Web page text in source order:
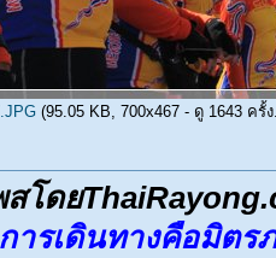
(95.05 KB, 700x467 - ดู 1643 ครั้
โดย
ารเดินทางคือมิตร